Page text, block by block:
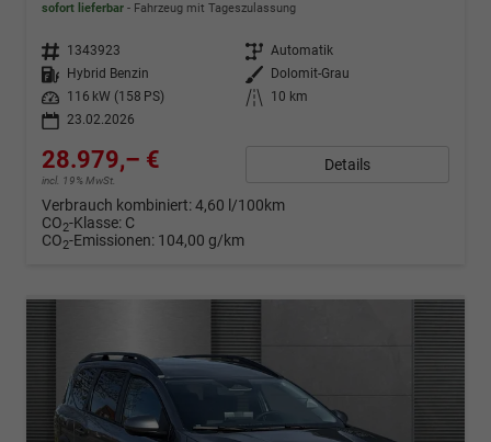
sofort lieferbar Fahrzeug mit Tageszulassung
Fahrzeugnr. 1343923 Getriebe Automatik
Kraftstoff
Hybrid Benzin Außenfarbe
Dolomit-Grau
Leistung
116 kW (158 PS) Kilometerstand
10 km
23.02.2026
28.979,– €
incl. 19% MwSt.
Details
Verbrauch kombiniert:4,60 l/100km
CO2-Klasse: C
CO2-Emissionen: 104,00 g/km